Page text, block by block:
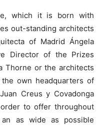
which it is born with
out-standing architects
of Madrid Ángela
Director of the Prizes
Thorne or the architects
own headquarters of
Creus y Covadonga
to offer throughout
an as wide as possible